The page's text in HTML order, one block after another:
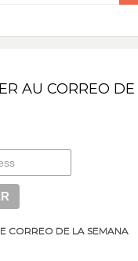
AU CORREO
CORREO DE LA SEMANA